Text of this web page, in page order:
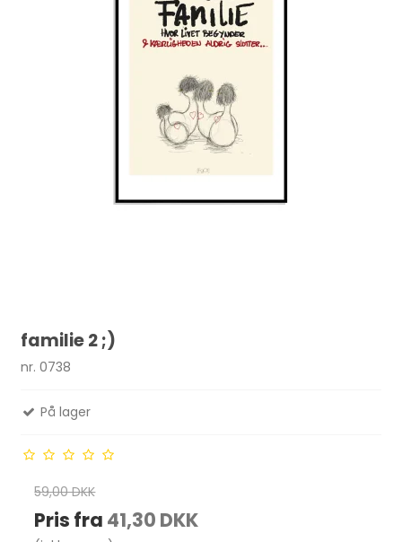
familie 2 ;)
nr. 0738
På lager
59,00 DKK
Pris fra 41,30 DKK